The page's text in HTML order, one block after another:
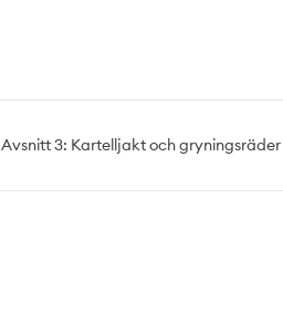
Avsnitt 3: Kartelljakt och gryningsräder